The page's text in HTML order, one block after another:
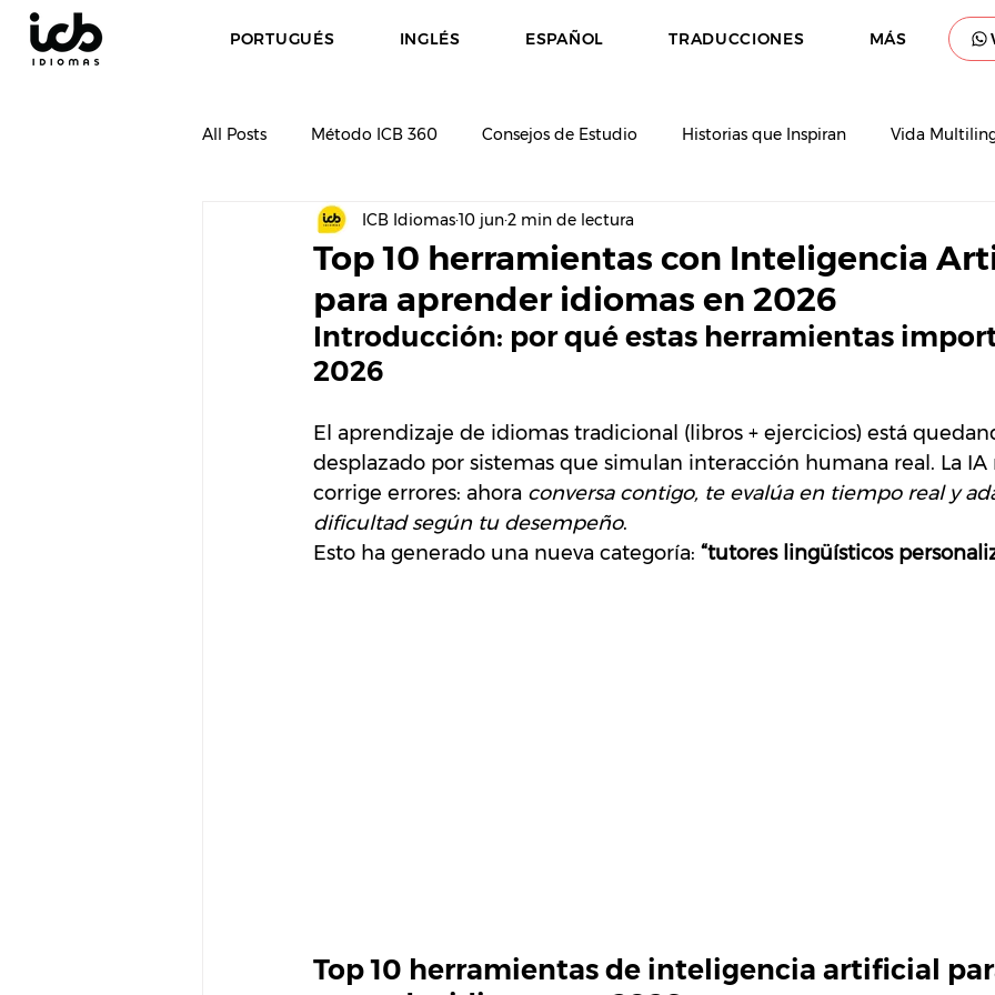
PORTUGUÉS INGLÉS ESPAÑOL TRADUCCIONES MÁS
All Posts Método ICB 360 Consejos de Estudio Historias que Inspiran Vida
Idiomas y Carrera
Top 10 herramientas con Inteligencia
para aprender idiomas en 2026
ICB Idiomas10 jun2 min de lectura
Introducción: por qué estas herramientas
2026
El aprendizaje de idiomas tradicional (libros + ejercicios) está
desplazado por sistemas que simulan interacción humana real. La IA
corrige errores: ahora conversa contigo, te evalúa en tiempo real y
dificultad según tu desempeño.
Esto ha generado una nueva categoría: “tutores lingüísticos
Top 10 herramientas de inteligencia artificial